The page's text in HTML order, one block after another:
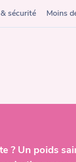
sécurité Moins
? Un poids